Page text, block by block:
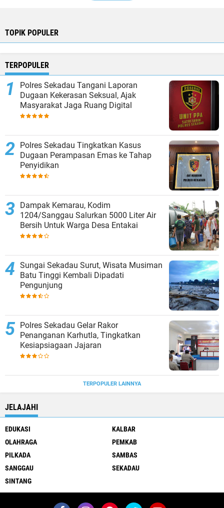
TOPIK POPULER
TERPOPULER
Polres Sekadau Tangani Laporan
Dugaan Kekerasan Seksual, Ajak
Masyarakat Jaga Ruang Digital
Polres Sekadau Tingkatkan Kasus
Dugaan Perampasan Emas ke Tahap
Penyidikan
Dampak Kemarau, Kodim
1204/Sanggau Salurkan 5000 Liter Air
Bersih Untuk Warga Desa Entakai
Sungai Sekadau Surut, Wisata Musiman
Batu Tinggi Kembali Dipadati
Pengunjung
Polres Sekadau Gelar Rakor
Penanganan Karhutla, Tingkatkan
Kesiapsiagaan Jajaran
TERPOPULER LAINNYA
JELAJAHI
EDUKASI
KALBAR
OLAHRAGA
PEMKAB
PILKADA
SAMBAS
SANGGAU
SEKADAU
SINTANG